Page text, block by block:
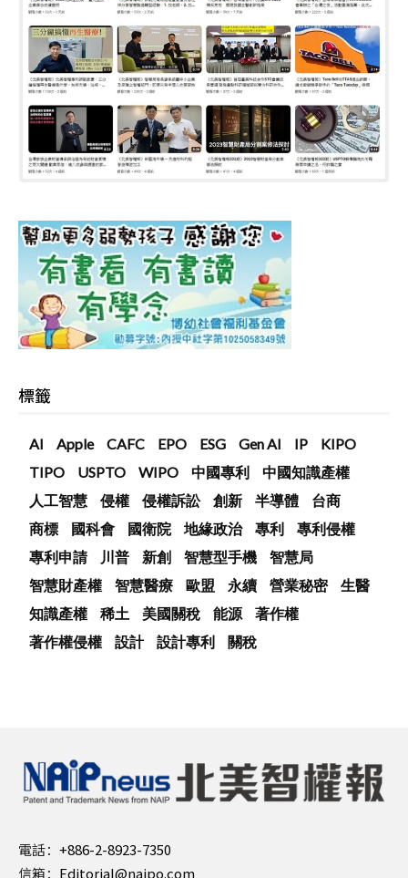
標籤
AI Apple CAFC EPO ESG Gen AI IP
KIPO
TIPO
USPTO WIPO 中國專利
中國知識產權
人工智慧
侵權 侵權訴訟 創新 半導體
台商
商標
國科會 國衛院 地緣政治 專利
專利侵權
專利申請
川普 新創 智慧型手機
智慧局
智慧財產權
智慧醫療 歐盟 永續 營業秘密
生醫
知識產權
稀土 美國關稅 能源
著作權
著作權侵權
設計 設計專利 關稅
電話： +886-2-8923-7350
信箱： Editorial@naipo.com